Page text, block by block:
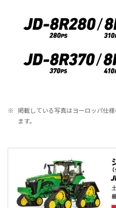
※ 掲載している写真はヨーロッパ仕
ます。